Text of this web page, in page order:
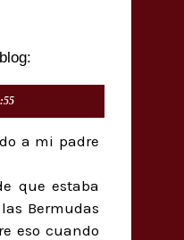
a mi padre
que estaba
Bermudas
eso cuando